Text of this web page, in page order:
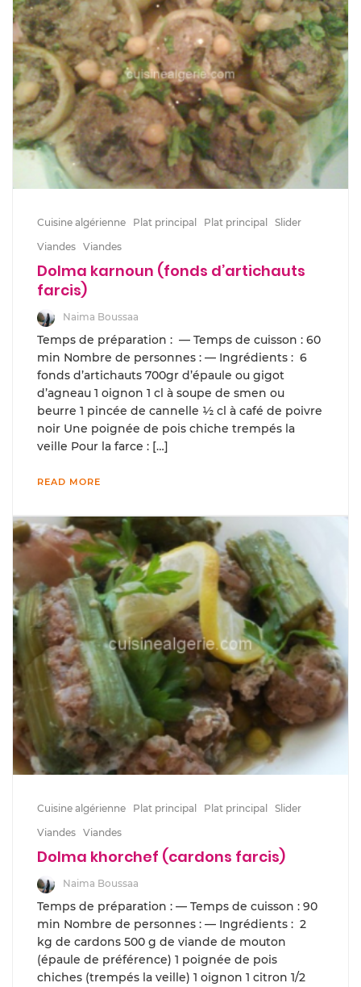
Cuisine algérienne Plat principal Plat principal
Slider
Viandes Viandes
Dolma karnoun (fonds d’artichauts
farcis)
Naima Boussaa
Temps de préparation : — Temps de cuisson : 60
min Nombre de personnes : — Ingrédients : 6
fonds d’artichauts 700gr d’épaule ou gigot
d’agneau 1 oignon 1 cl à soupe de smen ou
beurre 1 pincée de cannelle ½ cl à café de poivre
noir Une poignée de pois chiche trempés la
veille Pour la farce : […]
READ MORE
Cuisine algérienne Plat principal Plat principal
Slider
Viandes Viandes
Dolma khorchef (cardons farcis)
Naima Boussaa
Temps de préparation : — Temps de cuisson : 90
min Nombre de personnes : — Ingrédients : 2
kg de cardons 500 g de viande de mouton
(épaule de préférence) 1 poignée de pois
chiches (trempés la veille) 1 oignon 1 citron 1/2